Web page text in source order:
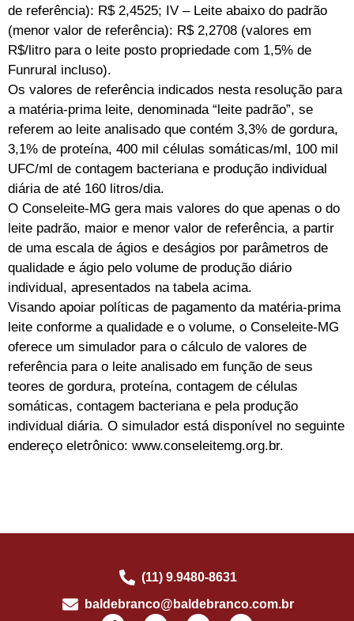
de referência): R$ 2,4525; IV – Leite abaixo do padrão
(menor valor de referência): R$ 2,2708 (valores em
R$/litro para o leite posto propriedade com 1,5% de
Funrural incluso).
Os valores de referência indicados nesta resolução para
a matéria-prima leite, denominada “leite padrão”, se
referem ao leite analisado que contém 3,3% de gordura,
3,1% de proteína, 400 mil células somáticas/ml, 100 mil
UFC/ml de contagem bacteriana e produção individual
diária de até 160 litros/dia.
O Conseleite-MG gera mais valores do que apenas o do
leite padrão, maior e menor valor de referência, a partir
de uma escala de ágios e deságios por parâmetros de
qualidade e ágio pelo volume de produção diário
individual, apresentados na tabela acima.
Visando apoiar políticas de pagamento da matéria-prima
leite conforme a qualidade e o volume, o Conseleite-MG
oferece um simulador para o cálculo de valores de
referência para o leite analisado em função de seus
teores de gordura, proteína, contagem de células
somáticas, contagem bacteriana e pela produção
individual diária. O simulador está disponível no seguinte
endereço eletrônico: www.conseleitemg.org.br.
(11) 9.9480-8631
baldebranco@baldebranco.com.br